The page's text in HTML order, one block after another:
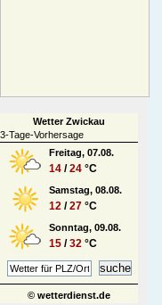
Wetter Zwickau
3-Tage-Vorhersage
Freitag, 07.08.
14 /24 °C
Samstag, 08.08.
12 /27 °C
Sonntag, 09.08.
15 /32 °C
© wetterdienst.de